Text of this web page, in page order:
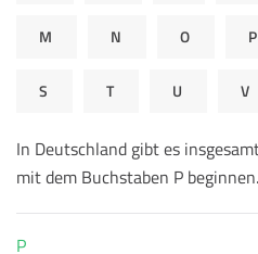
M N O P
S T U V
In Deutschland gibt es
mit dem Buchstaben P beginnen.
P